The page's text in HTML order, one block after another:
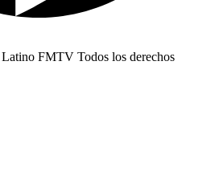
FMTV Todos los derechos